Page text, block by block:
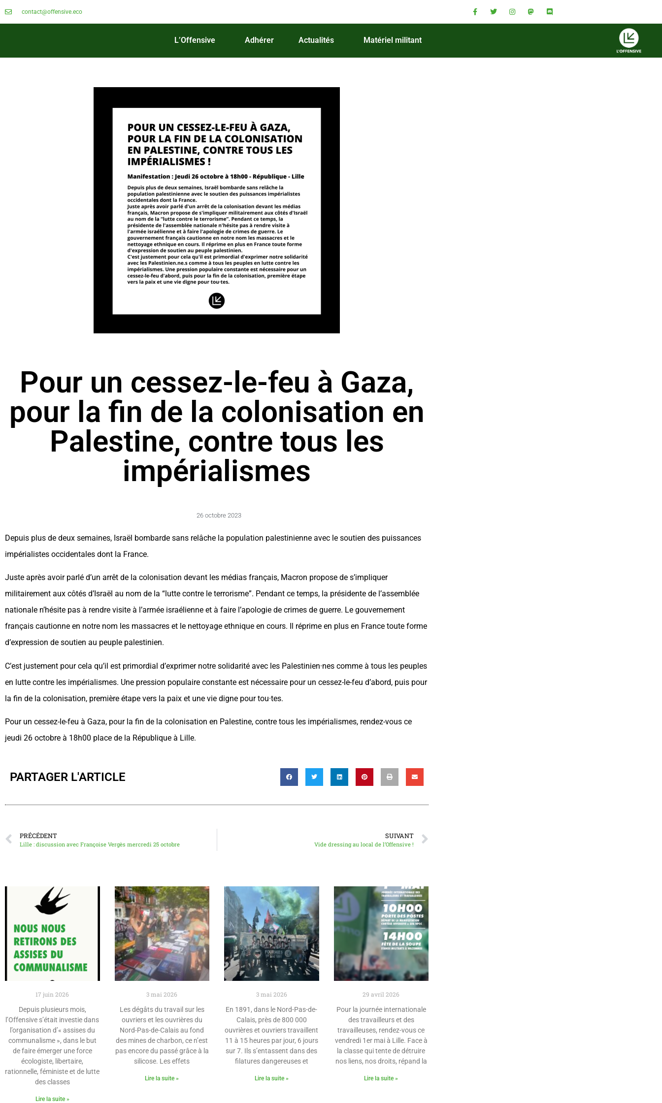
contact@offensive.eco
L’Offensive Adhérer Actualités Matériel militant
Pour un cessez-le-feu à Gaza,
pour la fin de la colonisation en
Palestine, contre tous les
impérialismes
26 octobre 2023
Depuis plus de deux semaines, Israël bombarde sans relâche la population palestinienne avec le soutien des puissances
impérialistes occidentales dont la France.
Juste après avoir parlé d’un arrêt de la colonisation devant les médias français, Macron propose de s’impliquer
militairement aux côtés d’Israël au nom de la “lutte contre le terrorisme”. Pendant ce temps, la présidente de l’assemblée
nationale n’hésite pas à rendre visite à l’armée israélienne et à faire l’apologie de crimes de guerre. Le gouvernement
français cautionne en notre nom les massacres et le nettoyage ethnique en cours. Il réprime en plus en France toute forme
d’expression de soutien au peuple palestinien.
C’est justement pour cela qu’il est primordial d’exprimer notre solidarité avec les Palestinien·nes comme à tous les peuples
en lutte contre les impérialismes. Une pression populaire constante est nécessaire pour un cessez-le-feu d’abord, puis pour
la fin de la colonisation, première étape vers la paix et une vie digne pour tou·tes.
Pour un cessez-le-feu à Gaza, pour la fin de la colonisation en Palestine, contre tous les impérialismes, rendez-vous ce
jeudi 26 octobre à 18h00 place de la République à Lille.
PARTAGER L'ARTICLE
PRÉCÉDENT
Lille : discussion avec Françoise Vergès mercredi 25 octobre
SUIVANT
Vide dressing au local de l’Offensive !
17 juin 2026
Depuis plusieurs mois,
l’Offensive s’était investie dans
l’organisation d’« assises du
communalisme », dans le but
de faire émerger une force
écologiste, libertaire,
rationnelle, féministe et de lutte
des classes
Lire la suite »
3 mai 2026
Les dégâts du travail sur les
ouvriers et les ouvrières du
Nord-Pas-de-Calais au fond
des mines de charbon, ce n’est
pas encore du passé grâce à la
silicose. Les effets
Lire la suite »
3 mai 2026
En 1891, dans le Nord-Pas-de-
Calais, près de 800 000
ouvrières et ouvriers travaillent
11 à 15 heures par jour, 6 jours
sur 7. Ils s’entassent dans des
filatures dangereuses et
Lire la suite »
29 avril 2026
Pour la journée internationale
des travailleurs et des
travailleuses, rendez-vous ce
vendredi 1er mai à Lille. Face à
la classe qui tente de détruire
nos liens, nos droits, répand la
Lire la suite »